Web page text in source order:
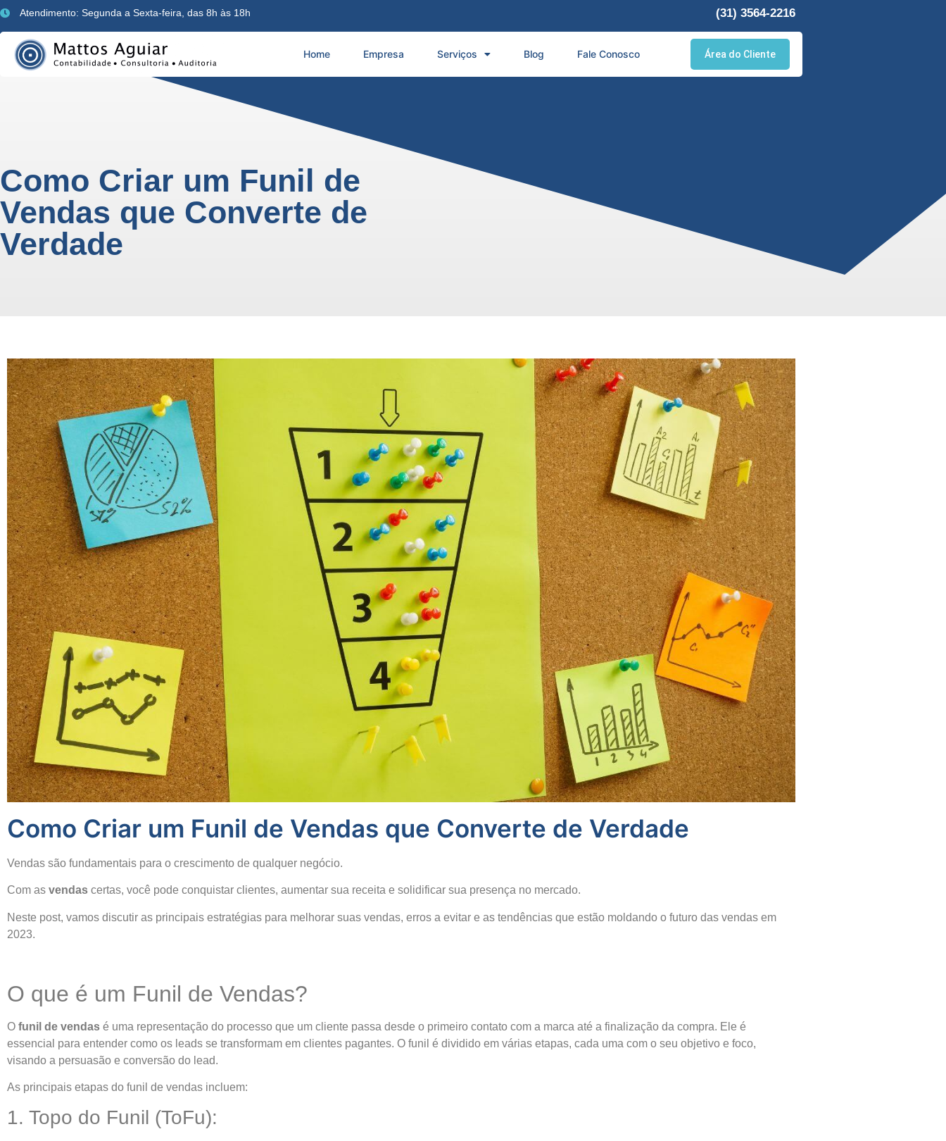
Atendimento: Segunda a Sexta-feira, das 8h às 18h (31) 3564-2216
Home Empresa Serviços Blog Fale Conosco Área do Cliente
Como Criar um Funil de
Vendas que Converte de
Verdade
Como Criar um Funil de Vendas que Converte de Verdade
Vendas são fundamentais para o crescimento de qualquer negócio.
Com as vendas certas, você pode conquistar clientes, aumentar sua receita e solidificar sua presença no mercado.
Neste post, vamos discutir as principais estratégias para melhorar suas vendas, erros a evitar e as tendências que estão moldando o futuro das vendas em
2023.
O que é um Funil de Vendas?
O funil de vendas é uma representação do processo que um cliente passa desde o primeiro contato com a marca até a finalização da compra. Ele é
essencial para entender como os leads se transformam em clientes pagantes. O funil é dividido em várias etapas, cada uma com o seu objetivo e foco,
visando a persuasão e conversão do lead.
As principais etapas do funil de vendas incluem:
1. Topo do Funil (ToFu):